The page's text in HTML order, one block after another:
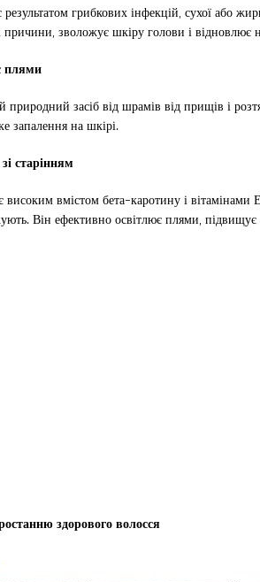
грибкових інфекцій, сухої або
причини, зволожує шкіру голови і відновлює
плями
засіб від шрамів від прищів і
запалення на шкірі.
старінням
високим вмістом бета-каротину і
Він ефективно освітлює плями, підвищує
здорового волосся